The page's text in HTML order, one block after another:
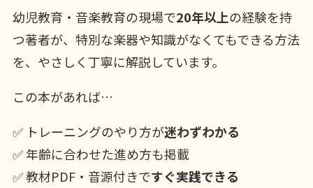
幼児教育・音楽教育の現場で20年以上の経験を持
つ著者が、特別な楽器や知識がなくてもできる方法
を、やさしく丁寧に解説しています。
この本があれば…
✅ トレーニングのやり方が迷わずわかる
✅ 年齢に合わせた進め方も掲載
✅ 教材PDF・音源付きですぐ実践できる